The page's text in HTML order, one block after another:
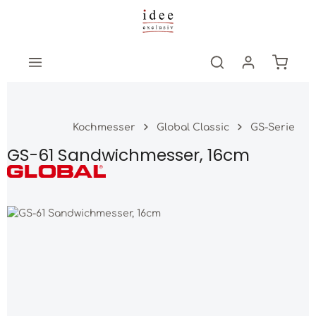
Zum Hauptinhalt springen
Kochmesser Global Classic GS-Serie
GS-61 Sandwichmesser, 16cm
Bildergalerie überspringen